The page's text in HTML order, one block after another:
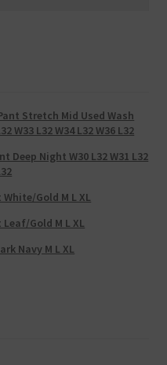
Stretch Mid Used Wash
W33 L32 W34 L32 W36 L32
Deep Night W30 L32 W31 L32
Gold M L XL
Gold M L XL
Navy M L XL